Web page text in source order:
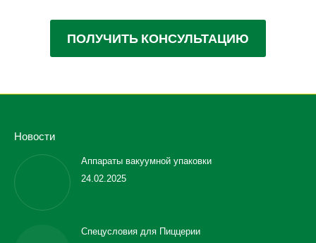
ПОЛУЧИТЬ КОНСУЛЬТАЦИЮ
Новости
Аппараты вакуумной упаковки
24.02.2025
Спецусловия для Пиццерии